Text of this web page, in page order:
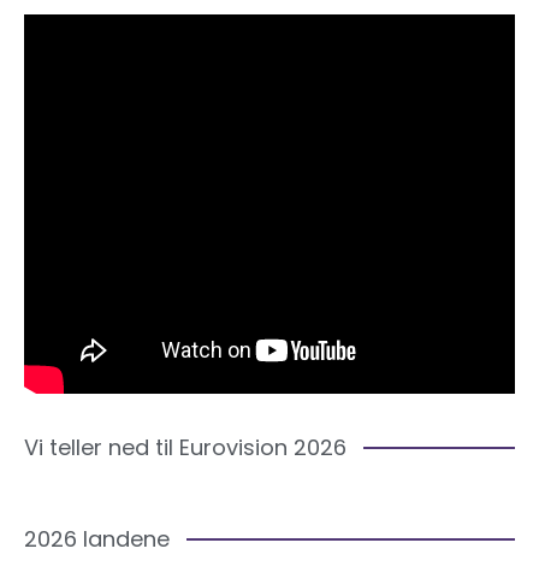
Vi teller ned til Eurovision 2026
2026 landene